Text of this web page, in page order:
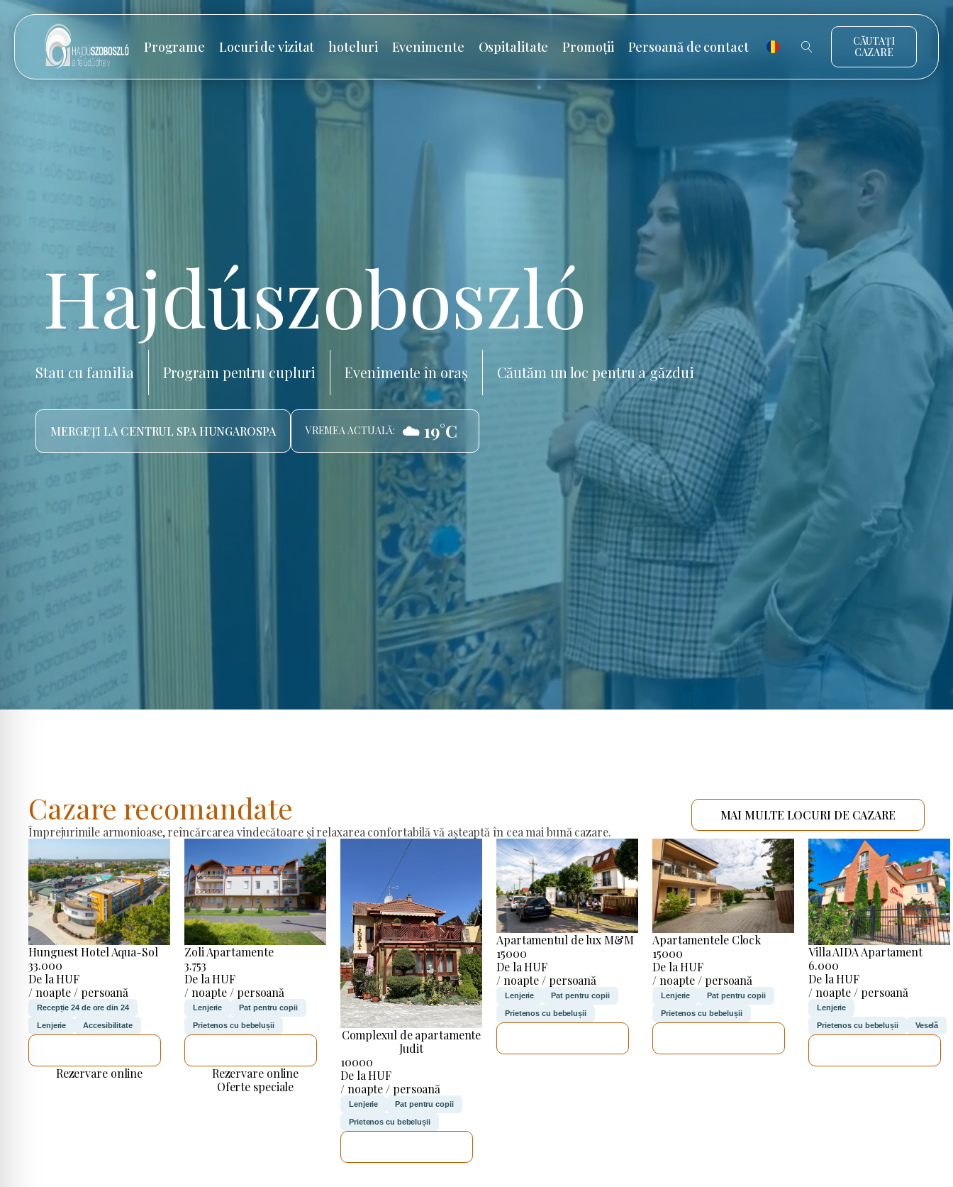
Programe Locuri de vizitat hoteluri Evenimente Ospitalitate Promoții Persoană de contact
CĂUTAȚI
CAZARE
Hajdúszoboszló
Stau cu familia Program pentru cupluri Evenimente în oraș Căutăm un loc pentru a găzdui
MERGEȚI LA CENTRUL SPA HUNGAROSPA VREMEA ACTUALĂ: ☁️ 19°C
Cazare recomandate
Împrejurimile armonioase, reîncărcarea vindecătoare și relaxarea confortabilă vă așteaptă în cea mai bună cazare.
MAI MULTE LOCURI DE CAZARE
Hunguest Hotel Aqua-Sol
33.000
De la HUF
/ noapte / persoană
Recepție 24 de ore din 24
Lenjerie Accesibilitate
Rezervare online
Zoli Apartamente
3.753
De la HUF
/ noapte / persoană
Lenjerie Pat pentru copii
Prietenos cu bebelușii
Rezervare online
Oferte speciale
Complexul de apartamente
Judit
10000
De la HUF
/ noapte / persoană
Lenjerie Pat pentru copii
Prietenos cu bebelușii
Apartamentul de lux M&M
15000
De la HUF
/ noapte / persoană
Lenjerie Pat pentru copii
Prietenos cu bebelușii
Apartamentele Clock
15000
De la HUF
/ noapte / persoană
Lenjerie Pat pentru copii
Prietenos cu bebelușii
Villa AIDA Apartament
6.000
De la HUF
/ noapte / persoană
Lenjerie
Prietenos cu bebelușii Veselă